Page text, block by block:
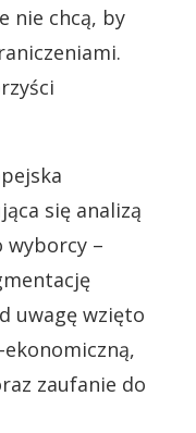
nie chcą, by
się analizą
wyborcy –
uwagę wzięto
zaufanie do